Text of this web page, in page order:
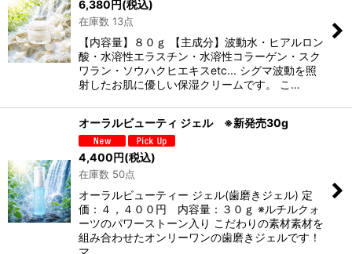
6,380円(税込)
在庫数 13点
【内容量】８０ｇ 【主成分】波動水・ヒアルロン
酸・水溶性エラスチン・水溶性コラーゲン・スク
ワラン・ソウハクヒエキスetc... シグマ波動を照
射したお肌に優しい保湿クリームです。 こ…
オーラルビューティ ジェル ※新発売30g
4,400円(税込)
在庫数 50点
オーラルビューティー ジェル(歯磨きジェル) 定
価：４，４００円 内容量：３０ｇ ※ルチルクォ
ーツのパワーストーン入り こだわりの素材素材を
組み合わせたオンリーワンの歯磨きジェルです！
マ…